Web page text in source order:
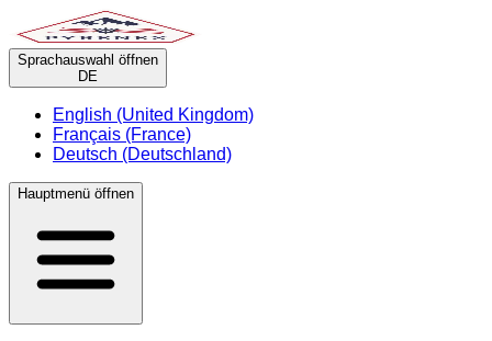
Sprachauswahl öffnen
DE
English (United Kingdom)
Français (France)
Deutsch (Deutschland)
Hauptmenü öffnen